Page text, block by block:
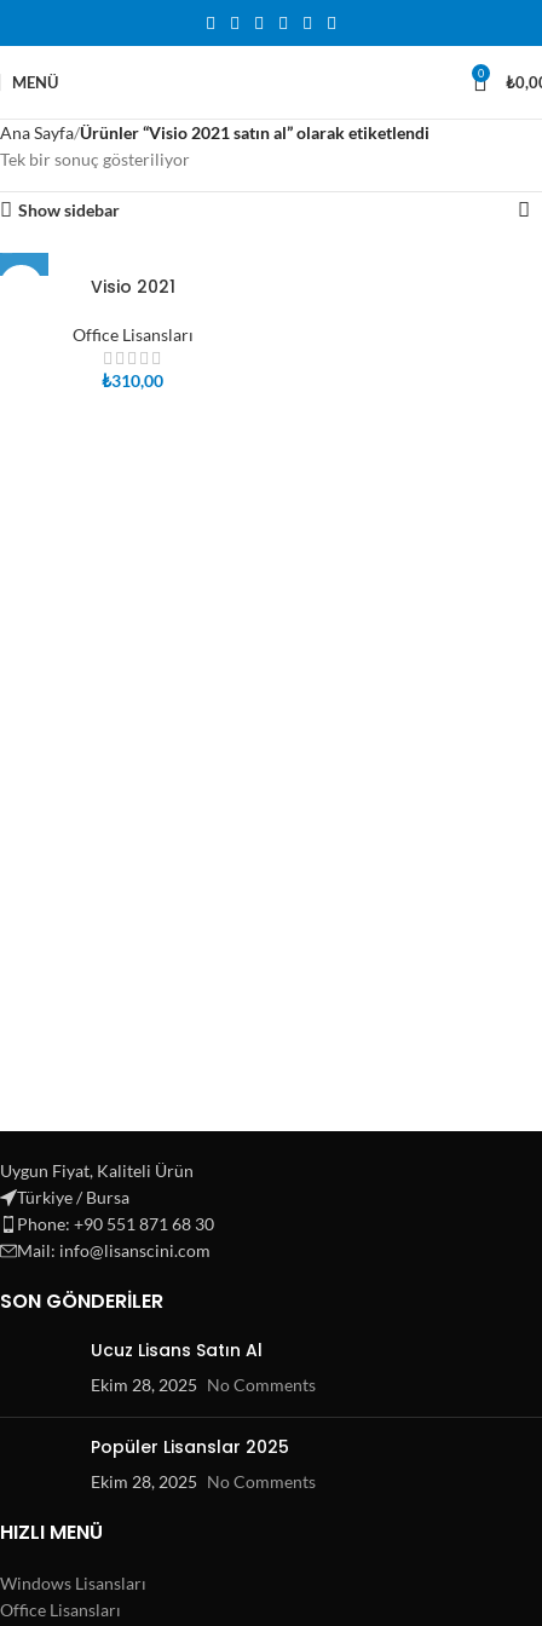
MENÜ 0 ₺
Ana Sayfa Ürünler “Visio 2021 satın al” olarak etiketlendi
Tek bir sonuç gösteriliyor
Show sidebar
Visio 2021
Office Lisansları
₺310,00
Uygun Fiyat, Kaliteli Ürün
Türkiye / Bursa
Phone: +90 551 871 68 30
Mail: info@lisanscini.com
SON GÖNDERILER
Ucuz Lisans Satın Al
Ekim 28, 2025 No Comments
Popüler Lisanslar 2025
Ekim 28, 2025 No Comments
HIZLI MENÜ
Windows Lisansları
Office Lisansları